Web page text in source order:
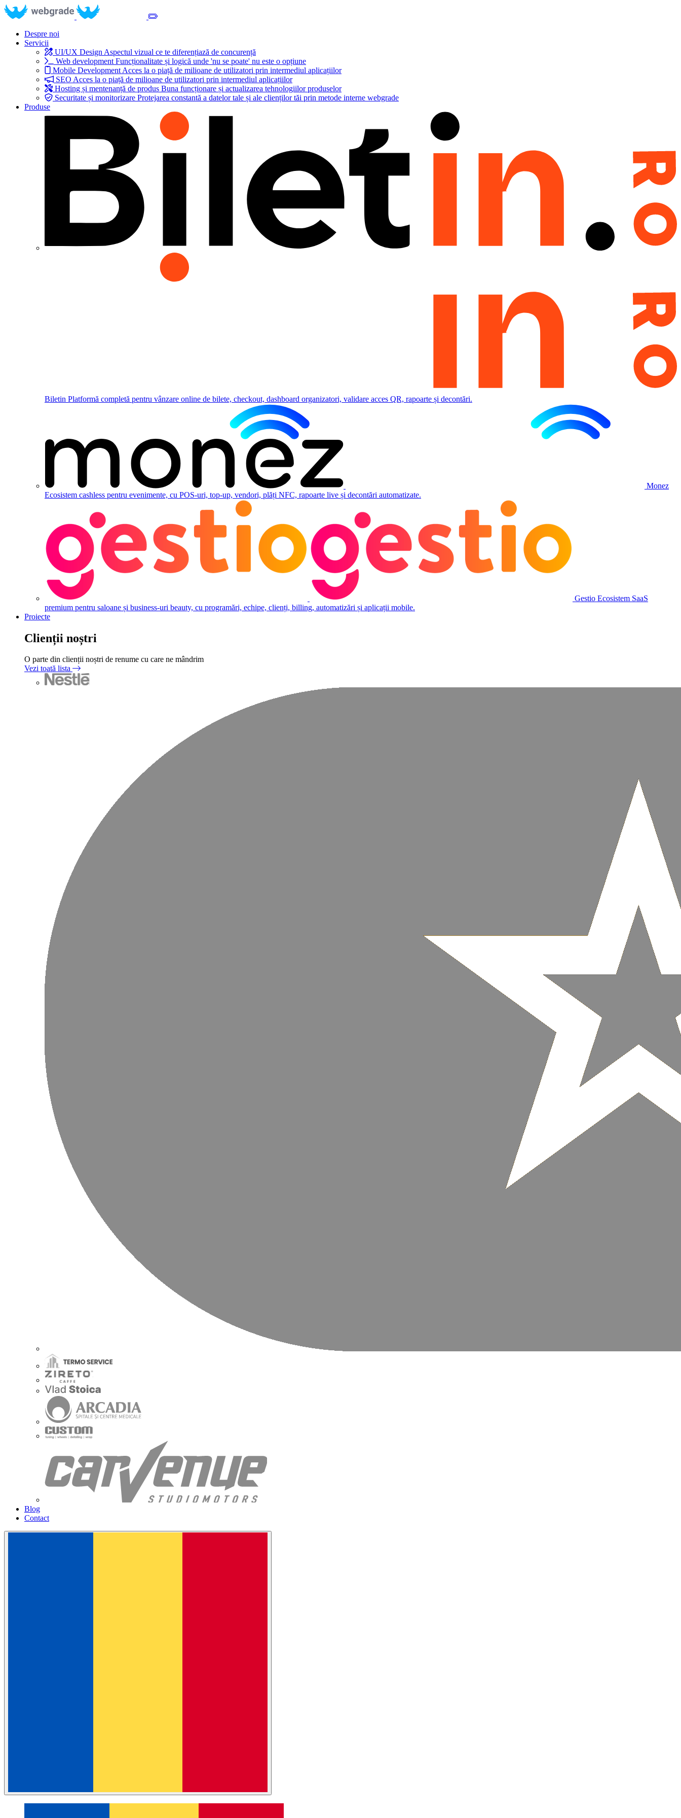
Despre noi
Servicii
UI/UX Design Aspectul vizual ce te diferențiază de concurență
Web development Funcționalitate și logică unde 'nu se poate' nu este o opțiune
Mobile Development Acces la o piață de milioane de utilizatori prin intermediul aplicațiilor
SEO Acces la o piață de milioane de utilizatori prin intermediul aplicațiilor
Hosting și mentenanță de produs Buna funcționare și actualizarea tehnologiilor produselor
Securitate și monitorizare Protejarea constantă a datelor tale și ale clienților tăi prin metode interne webgrade
Produse
Biletin Platformă completă pentru vânzare online de bilete, checkout, dashboard organizatori, validare acces QR, rapoarte și decontări.
Monez
Ecosistem cashless pentru evenimente, cu POS-uri, top-up, vendori, plăți NFC, rapoarte live și decontări automatizate.
Gestio Ecosistem SaaS
premium pentru saloane și business-uri beauty, cu programări, echipe, clienți, billing, automatizări și aplicații mobile.
Proiecte
Clienții noștri
O parte din clienții noștri de renume cu care ne mândrim
Vezi toată lista
Blog
Contact